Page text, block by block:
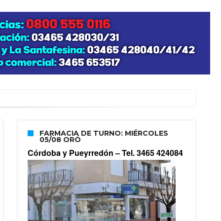
FARMACIA DE TURNO: MIÉRCOLES
05/08 ORÓ
Córdoba y Pueyrredón –Tel. 3465 424084